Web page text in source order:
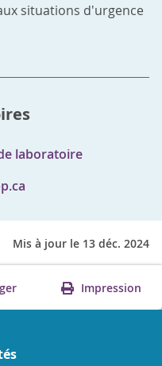
situations d'urgence
laboratoire
Mis à jour le 13 déc. 2024
Impression